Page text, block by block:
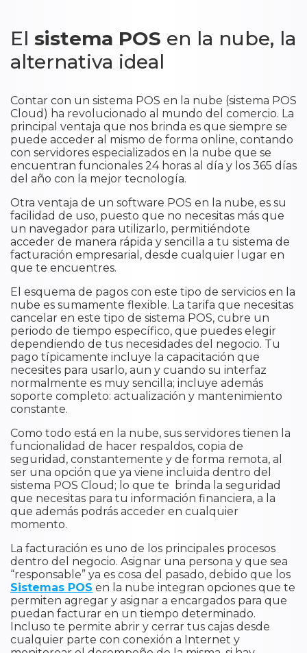
El sistema POS en la nube, la
alternativa ideal
Contar con un sistema POS en la nube (sistema POS
Cloud) ha revolucionado al mundo del comercio. La
principal ventaja que nos brinda es que siempre se
puede acceder al mismo de forma online, contando
con servidores especializados en la nube que se
encuentran funcionales 24 horas al día y los 365 días
del año con la mejor tecnología.
Otra ventaja de un software POS en la nube, es su
facilidad de uso, puesto que no necesitas más que
un navegador para utilizarlo, permitiéndote
acceder de manera rápida y sencilla a tu sistema de
facturación empresarial, desde cualquier lugar en
que te encuentres.
El esquema de pagos con este tipo de servicios en la
nube es sumamente flexible. La tarifa que necesitas
cancelar en este tipo de sistema POS, cubre un
periodo de tiempo específico, que puedes elegir
dependiendo de tus necesidades del negocio. Tu
pago típicamente incluye la capacitación que
necesites para usarlo, aun y cuando su interfaz
normalmente es muy sencilla; incluye además
soporte completo: actualización y mantenimiento
constante.
Como todo está en la nube, sus servidores tienen la
funcionalidad de hacer respaldos, copia de
seguridad, constantemente y de forma remota, al
ser una opción que ya viene incluida dentro del
sistema POS Cloud; lo que te brinda la seguridad
que necesitas para tu información financiera, a la
que además podrás acceder en cualquier
momento.
La facturación es uno de los principales procesos
dentro del negocio. Asignar una persona y que sea
“responsable” ya es cosa del pasado, debido que los
Sistemas POS en la nube integran opciones que te
permiten agregar y asignar a encargados para que
puedan facturar en un tiempo determinado.
Incluso te permite abrir y cerrar tus cajas desde
cualquier parte con conexión a Internet y